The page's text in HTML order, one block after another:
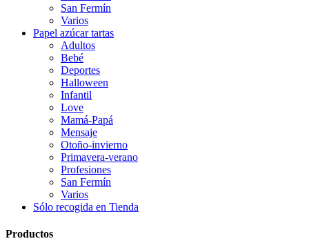
San Fermín
Varios
Papel azúcar tartas
Adultos
Bebé
Deportes
Halloween
Infantil
Love
Mamá-Papá
Mensaje
Otoño-invierno
Primavera-verano
Profesiones
San Fermín
Varios
Sólo recogida en Tienda
Productos